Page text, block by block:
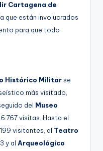
Cartagena de
que están involucrados
para que todo
Histórico Militar se
más visitado,
del Museo
visitas. Hasta el
visitantes, al Teatro
y al Arqueológico